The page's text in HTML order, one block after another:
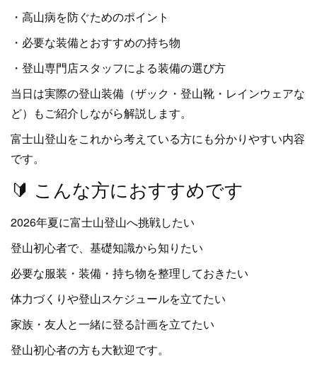
・高山病を防ぐためのポイント
・必要な装備とおすすめの持ち物
・登山専門店スタッフによる装備の選び方
当日は実際の登山装備（ザック・登山靴・レインウェアな
ど）もご紹介しながら解説します。
富士山登山をこれから考えている方にも分かりやすい内容
です。
🔰 こんな方におすすめです
2026年夏に富士山登山へ挑戦したい
登山初心者で、基礎知識から知りたい
必要な服装・装備・持ち物を整理しておきたい
体力づくりや登山スケジュールを立てたい
家族・友人と一緒に登る計画を立てたい
登山初心者の方も大歓迎です。